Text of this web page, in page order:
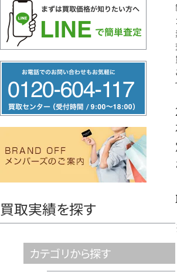
リ
ー
ヤ
買取実績を探す
カテゴリから探す